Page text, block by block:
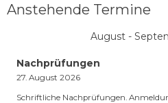
Anstehende Termine
August -
Nachprüfungen
27. August 2026
Schriftliche Nachprüfungen.